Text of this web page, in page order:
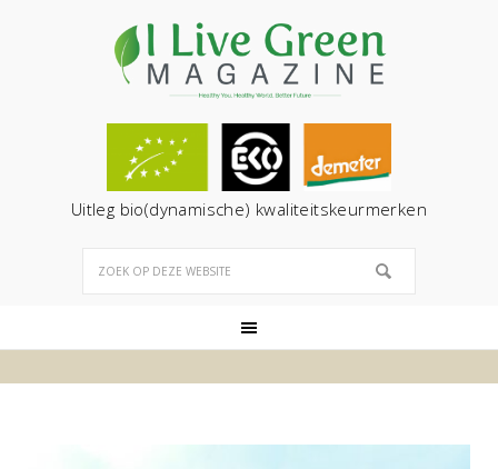
Uitleg bio(dynamische) kwaliteitskeurmerken